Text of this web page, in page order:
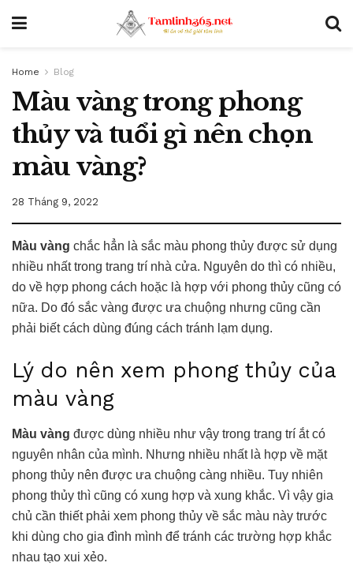
Home Blog
Màu vàng trong phong
thủy và tuổi gì nên chọn
màu vàng?
28 Tháng 9, 2022
Màu vàng chắc hẳn là sắc màu phong thủy được sử dụng
nhiều nhất trong trang trí nhà cửa. Nguyên do thì có nhiều,
do về hợp phong cách hoặc là hợp với phong thủy cũng có
nữa. Do đó sắc vàng được ưa chuộng nhưng cũng cần
phải biết cách dùng đúng cách tránh lạm dụng.
Lý do nên xem phong thủy của
màu vàng
Màu vàng được dùng nhiều như vậy trong trang trí ắt có
nguyên nhân của mình. Nhưng nhiều nhất là hợp về mặt
phong thủy nên được ưa chuộng càng nhiều. Tuy nhiên
phong thủy thì cũng có xung hợp và xung khắc. Vì vậy gia
chủ cần thiết phải xem phong thủy về sắc màu này trước
khi dùng cho gia đình mình để tránh các trường hợp khắc
nhau tạo xui xẻo.